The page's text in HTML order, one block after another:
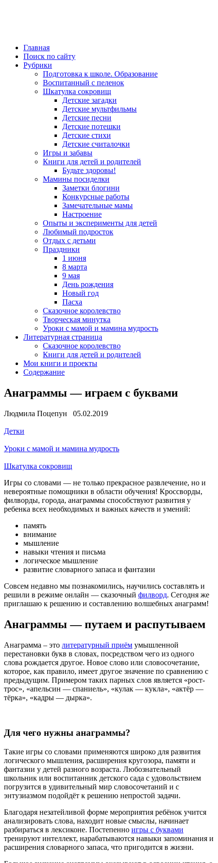
Главная
Поиск по сайту
Рубрики
Подготовка к школе. Образование
Воспитанный с пеленок
Шкатулка сокровищ
Детские загадки
Детские мультфильмы
Детские песни
Детские потешки
Детские стихи
Детские считалочки
Игры и забавы
Книги для детей и родителей
Будьте здоровы!
Мамины посиделки
Заметки блогини
Конкурсные работы
Замечательные мамы
Настроение
Опыты и эксперименты для детей
Любимый подросток
Отдых с детьми
Праздники
1 июня
8 марта
9 мая
День рождения
Новый год
Пасха
Сказочное королевство
Творческая минутка
Уроки с мамой и мамина мудрость
Литературная страница
Сказочное королевство
Книги для детей и родителей
Мои книги и проекты
Содержание
Анаграммы — играем с буквами
Людмила Поцепун 05.02.2019
Детки
Уроки с мамой и мамина мудрость
Шкатулка сокровищ
Игры со словами — не только прекрасное развлечение, но и
невероятные помощники в области обучения! Кроссворды,
филворды, города, анаграммы способствуют развития у
ребенка всех необходимых и важных качеств и умений:
память
внимание
мышление
навыки чтения и письма
логическое мышление
развитие словарного запаса и фантазии
Совсем недавно мы познакомились, научились составлять и
решили в режиме онлайн — сказочный филворд. Сегодня же
приглашаю к решению и составлению волшебных анаграмм!
Анаграммы — путаем и распутываем
Анаграмма – это литературный приём умышленной
перестановки букв в словах, посредством чего из одного
слова рождается другое. Новое слово или словосочетание,
которое, как правило, имеет другое значение по сравнению с
предыдущим. Примером таких парных слов является «рост-
трос», «апельсин — спаниель», «кулак — кукла», «актёр —
тёрка», «кадры — дырка».
Для чего нужны анаграммы?
Такие игры со словами применяются широко для развития
логического мышления, расширения кругозора, памяти и
фантазии у детей разного возраста. Любознательный
школьник или воспитанник детского сада с удовольствием
погрузится в удивительный мир словосочетаний и с
энтузиазмом подойдёт к решению непростой задачи.
Благодаря незатейливой форме мероприятия ребёнок учится
анализировать слова, находит новые смыслы, начинает
разбираться в лексиконе. Постепенно игры с буквами
тренируют интеллект, нарабатываются навыки запоминания и
расширения словарного запаса, что пригодится в жизни.